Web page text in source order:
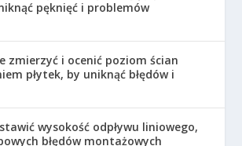
pęknięć i problemów
zmierzyć i ocenić poziom ścian
płytek, by uniknąć błędów i
wysokość odpływu liniowego,
błędów montażowych